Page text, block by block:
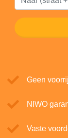
Geen
NIWO
Vaste